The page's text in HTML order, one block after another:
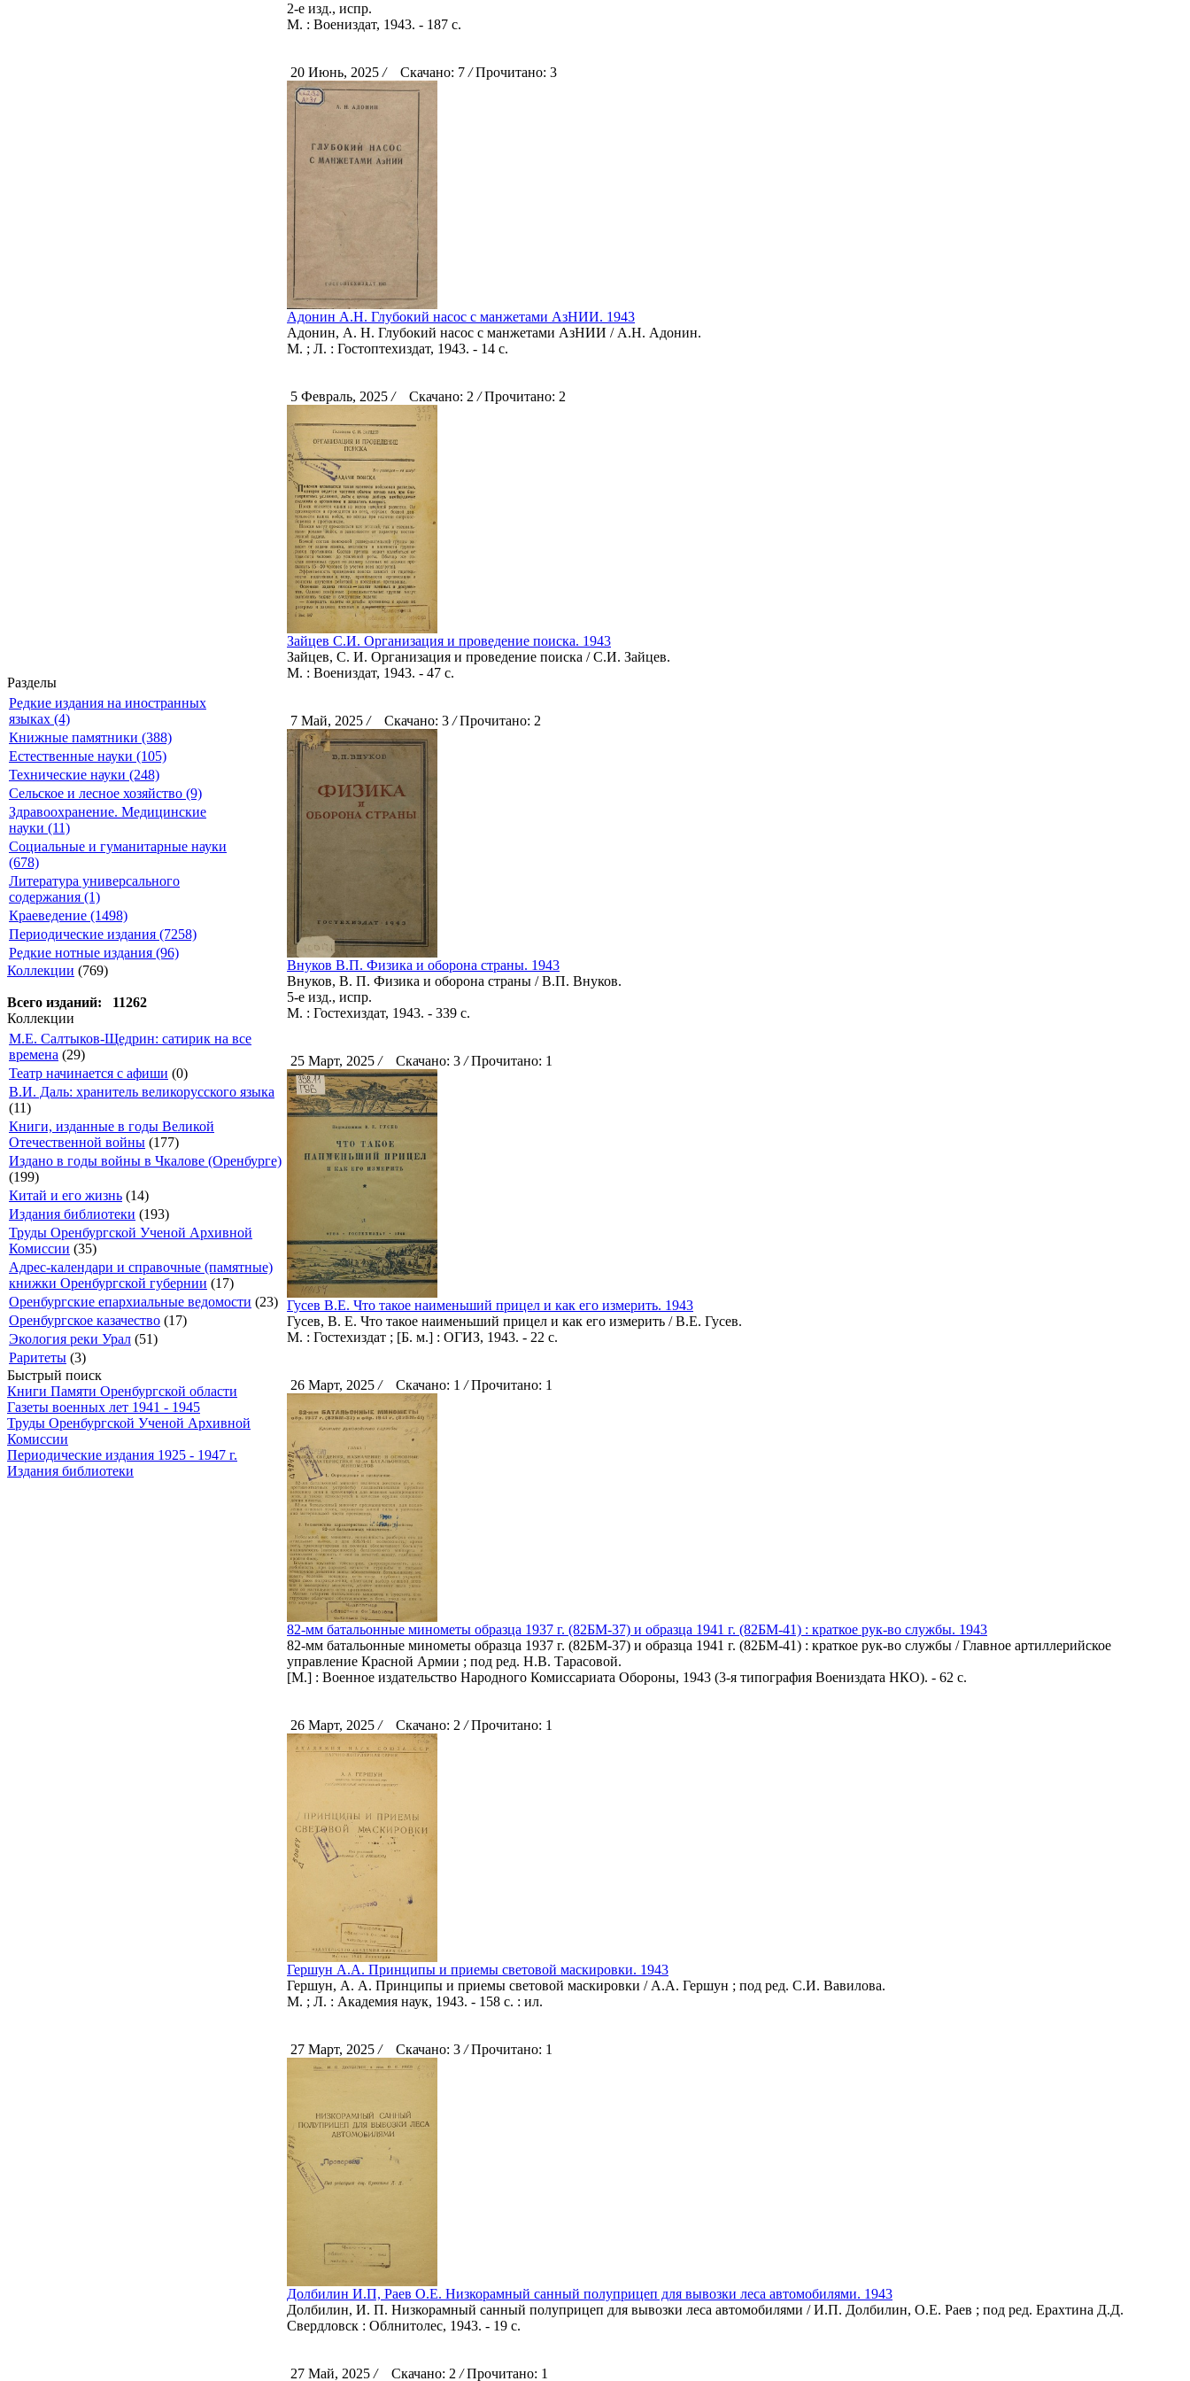
Разделы
Редкие издания на иностранных
языках (4)
Книжные памятники (388)
Естественные науки (105)
Технические науки (248)
Сельское и лесное хозяйство (9)
Здравоохранение. Медицинские
науки (11)
Социальные и гуманитарные науки
(678)
Литература универсального
содержания (1)
Краеведение (1498)
Периодические издания (7258)
Редкие нотные издания (96)
Коллекции (769)
Всего изданий: 11262
Коллекции
М.Е. Салтыков-Щедрин: сатирик на все
времена (29)
Театр начинается с афиши (0)
В.И. Даль: хранитель великорусского языка
(11)
Книги, изданные в годы Великой
Отечественной войны (177)
Издано в годы войны в Чкалове (Оренбурге)
(199)
Китай и его жизнь (14)
Издания библиотеки (193)
Труды Оренбургской Ученой Архивной
Комиссии (35)
Адрес-календари и справочные (памятные)
книжки Оренбургской губернии (17)
Оренбургские епархиальные ведомости (23)
Оренбургское казачество (17)
Экология реки Урал (51)
Раритеты (3)
Быстрый поиск
Книги Памяти Оренбургской области
Газеты военных лет 1941 - 1945
Труды Оренбургской Ученой Архивной
Комиссии
Периодические издания 1925 - 1947 г.
Издания библиотеки
2-е изд., испр.
М. : Воениздат, 1943. - 187 с.
20 Июнь, 2025 /Скачано: 7 /Прочитано: 3
Адонин А.Н. Глубокий насос с манжетами АзНИИ. 1943
Адонин, А. Н. Глубокий насос с манжетами АзНИИ / А.Н. Адонин.
М. ; Л. : Гостоптехиздат, 1943. - 14 с.
5 Февраль, 2025 /Скачано: 2 /Прочитано: 2
Зайцев С.И. Организация и проведение поиска. 1943
Зайцев, С. И. Организация и проведение поиска / С.И. Зайцев.
М. : Воениздат, 1943. - 47 с.
7 Май, 2025 /Скачано: 3 /Прочитано: 2
Внуков В.П. Физика и оборона страны. 1943
Внуков, В. П. Физика и оборона страны / В.П. Внуков.
5-е изд., испр.
М. : Гостехиздат, 1943. - 339 с.
25 Март, 2025 /Скачано: 3 /Прочитано: 1
Гусев В.Е. Что такое наименьший прицел и как его измерить. 1943
Гусев, В. Е. Что такое наименьший прицел и как его измерить / В.Е. Гусев.
М. : Гостехиздат ; [Б. м.] : ОГИЗ, 1943. - 22 с.
26 Март, 2025 /Скачано: 1 /Прочитано: 1
82-мм батальонные минометы образца 1937 г. (82БМ-37) и образца 1941 г. (82БМ-41) : краткое рук-во службы. 1943
82-мм батальонные минометы образца 1937 г. (82БМ-37) и образца 1941 г. (82БМ-41) : краткое рук-во службы / Главное артиллерийское
управление Красной Армии ; под ред. Н.В. Тарасовой.
[М.] : Военное издательство Народного Комиссариата Обороны, 1943 (3-я типография Воениздата НКО). - 62 с.
26 Март, 2025 /Скачано: 2 /Прочитано: 1
Гершун А.А. Принципы и приемы световой маскировки. 1943
Гершун, А. А. Принципы и приемы световой маскировки / А.А. Гершун ; под ред. С.И. Вавилова.
М. ; Л. : Академия наук, 1943. - 158 с. : ил.
27 Март, 2025 /Скачано: 3 /Прочитано: 1
Долбилин И.П, Раев О.Е. Низкорамный санный полуприцеп для вывозки леса автомобилями. 1943
Долбилин, И. П. Низкорамный санный полуприцеп для вывозки леса автомобилями / И.П. Долбилин, О.Е. Раев ; под ред. Ерахтина Д.Д.
Свердловск : Облнитолес, 1943. - 19 с.
27 Май, 2025 /Скачано: 2 /Прочитано: 1